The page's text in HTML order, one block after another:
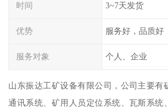
时间 3~7天发货
优势 服务好，品质好
服务对象 个人、企业
山东振达工矿设备有限公司，公司主要有
通讯系统、矿用人员定位系统、瓦斯系统